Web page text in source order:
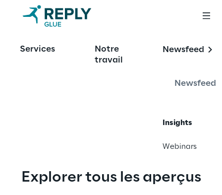
Services
Notre
travail
Newsfeed
Newsfeed
Insights
Webinars
Explorer tous les aperçus